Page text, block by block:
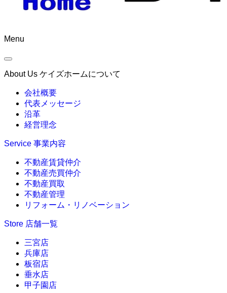
Menu
About Us ケイズホームについて
会社概要
代表メッセージ
沿革
経営理念
Service 事業内容
不動産賃貸仲介
不動産売買仲介
不動産買取
不動産管理
リフォーム・リノベーション
Store 店舗一覧
三宮店
兵庫店
板宿店
垂水店
甲子園店